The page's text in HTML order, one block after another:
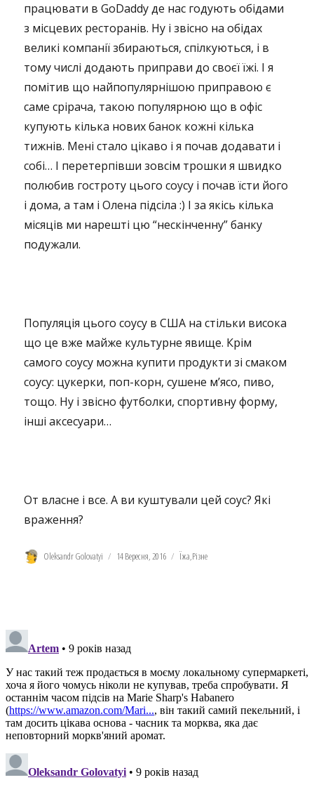
працювати в GoDaddy де нас годують обідами
з місцевих ресторанів. Ну і звісно на обідах
великі компанії збираються, спілкуються, і в
тому числі додають приправи до своєї їжі. І я
помітив що найпопулярнішою приправою є
саме срірача, такою популярною що в офіс
купують кілька нових банок кожні кілька
тижнів. Мені стало цікаво і я почав додавати і
собі… І перетерпівши зовсім трошки я швидко
полюбив гостроту цього соусу і почав їсти його
і дома, а там і Олена підсіла :) І за якісь кілька
місяців ми нарешті цю “нескінченну” банку
подужали.
Популяція цього соусу в США на стільки висока
що це вже майже культурне явище. Крім
самого соусу можна купити продукти зі смаком
соусу: цукерки, поп-корн, сушене м’ясо, пиво,
тощо. Ну і звісно футболки, спортивну форму,
інші аксесуари…
От власне і все. А ви куштували цей соус? Які
враження?
Автор
Oleksandr Golovatyi Оприлюднено
14 Вересня, 2016 Категорії
Їжа,Різне